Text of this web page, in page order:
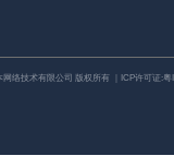
网络技术有限公司 版权所有 ｜ICP许可证:粤